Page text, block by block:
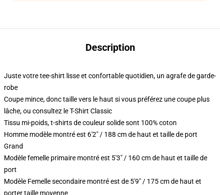
Description
Juste votre tee-shirt lisse et confortable quotidien, un agrafe de garde-
robe
Coupe mince, donc taille vers le haut si vous préférez une coupe plus
lâche, ou consultez le T-Shirt Classic
Tissu mi-poids, t-shirts de couleur solide sont 100% coton
Homme modèle montré est 6'2" / 188 cm de haut et taille de port
Grand
Modèle femelle primaire montré est 5'3" / 160 cm de haut et taille de
port
Modèle Femelle secondaire montré est de 5'9" / 175 cm de haut et
porter taille moyenne